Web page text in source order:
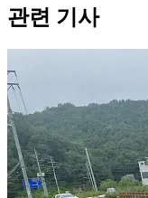
관련 기사